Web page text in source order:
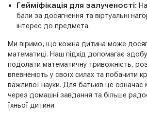
Гейміфікація для залученості:
бали за досягнення та віртуальні
інтерес до предмета.
Ми віримо, що кожна дитина може
математиці. Наш підхід допомагає
подолати математичну тривожність,
впевненість у своїх силах та побачити
важливої науки. Для батьків це
через домашні завдання та більше
їхньої дитини.